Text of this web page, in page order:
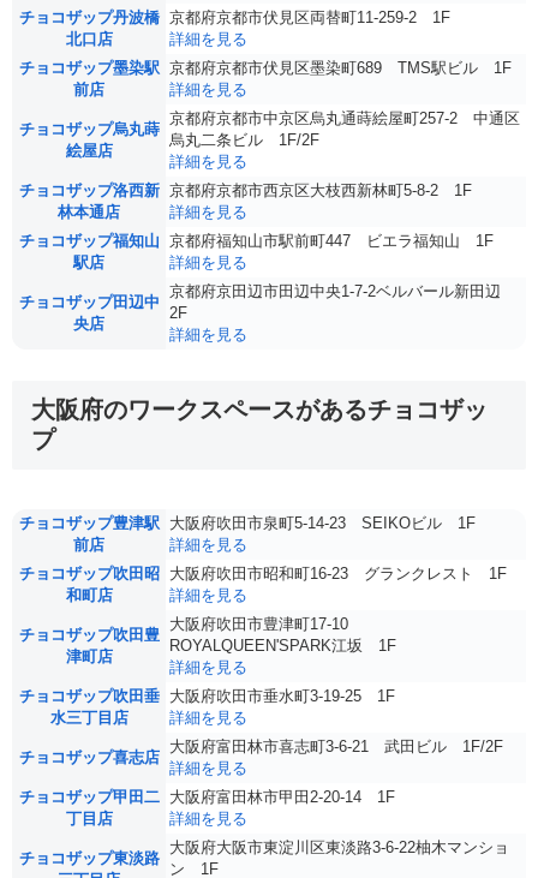
チョコザップ丹波橋
北口店
京都府京都市伏見区両替町11-259-2 1F
詳細を見る
チョコザップ墨染駅
前店
京都府京都市伏見区墨染町689 TMS駅ビル 1F
詳細を見る
チョコザップ烏丸蒔
絵屋店
京都府京都市中京区烏丸通蒔絵屋町257-2 中通区
烏丸二条ビル 1F/2F
詳細を見る
チョコザップ洛西新
林本通店
京都府京都市西京区大枝西新林町5-8-2 1F
詳細を見る
チョコザップ福知山
駅店
京都府福知山市駅前町447 ビエラ福知山 1F
詳細を見る
チョコザップ田辺中
央店
京都府京田辺市田辺中央1-7-2ベルバール新田辺
2F
詳細を見る
大阪府のワークスペースがあるチョコザッ
プ
チョコザップ豊津駅
前店
大阪府吹田市泉町5-14-23 SEIKOビル 1F
詳細を見る
チョコザップ吹田昭
和町店
大阪府吹田市昭和町16-23 グランクレスト 1F
詳細を見る
チョコザップ吹田豊
津町店
大阪府吹田市豊津町17-10
ROYALQUEEN'SPARK江坂 1F
詳細を見る
チョコザップ吹田垂
水三丁目店
大阪府吹田市垂水町3-19-25 1F
詳細を見る
チョコザップ喜志店
大阪府富田林市喜志町3-6-21 武田ビル 1F/2F
詳細を見る
チョコザップ甲田二
丁目店
大阪府富田林市甲田2-20-14 1F
詳細を見る
チョコザップ東淡路
大阪府大阪市東淀川区東淡路3-6-22柚木マンショ
ン 1F